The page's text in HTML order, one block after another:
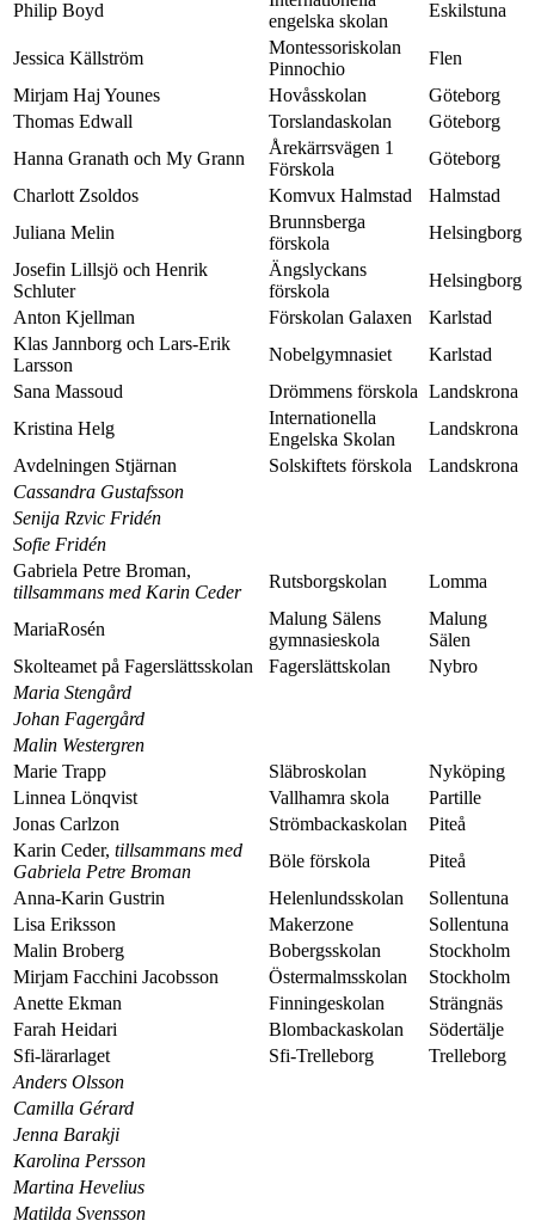
Philip Boyd
engelska skolan
Eskilstuna
Jessica Källström
Montessoriskolan
Pinnochio
Flen
Mirjam Haj Younes
Hovåsskolan
Göteborg
Thomas Edwall
Torslandaskolan
Göteborg
Hanna Granath och My Grann
Årekärrsvägen 1
Förskola
Göteborg
Charlott Zsoldos
Komvux Halmstad
Halmstad
Juliana Melin
Brunnsberga
förskola
Helsingborg
Josefin Lillsjö och Henrik
Schluter
Ängslyckans
förskola
Helsingborg
Anton Kjellman
Förskolan Galaxen
Karlstad
Klas Jannborg och Lars-Erik
Larsson
Nobelgymnasiet
Karlstad
Sana Massoud
Drömmens förskola Landskrona
Kristina Helg
Internationella
Engelska Skolan
Landskrona
Avdelningen Stjärnan
Solskiftets förskola
Landskrona
Cassandra Gustafsson
Senija Rzvic Fridén
Sofie Fridén
Gabriela Petre Broman,
tillsammans med Karin Ceder
Rutsborgskolan Lomma
MariaRosén
Malung Sälens
gymnasieskola
Malung
Sälen
Skolteamet på Fagerslättsskolan
Fagerslättskolan
Nybro
Maria Stengård
Johan Fagergård
Malin Westergren
Marie Trapp
Släbroskolan
Nyköping
Linnea Lönqvist
Vallhamra skola
Partille
Jonas Carlzon
Strömbackaskolan
Piteå
Karin Ceder, tillsammans med
Gabriela Petre Broman
Böle förskola
Piteå
Anna-Karin Gustrin
Helenlundsskolan
Sollentuna
Lisa Eriksson
Makerzone
Sollentuna
Malin Broberg
Bobergsskolan
Stockholm
Mirjam Facchini Jacobsson
Östermalmsskolan
Stockholm
Anette Ekman
Finningeskolan
Strängnäs
Farah Heidari
Blombackaskolan
Södertälje
Sfi-lärarlaget
Sfi-Trelleborg
Trelleborg
Anders Olsson
Camilla Gérard
Jenna Barakji
Karolina Persson
Martina Hevelius
Matilda Svensson